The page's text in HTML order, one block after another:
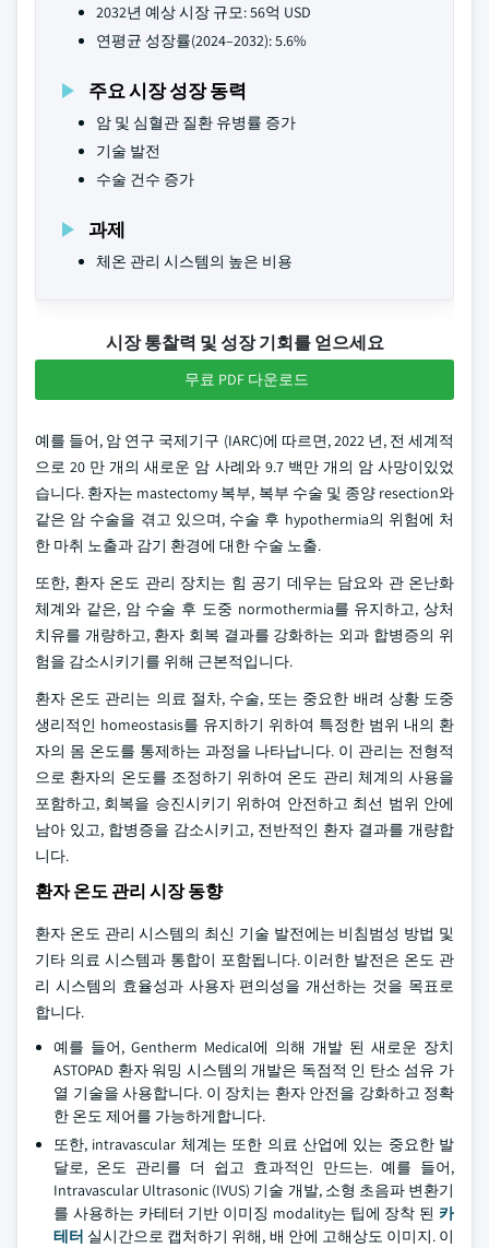
2032년 예상 시장 규모: 56억 USD
연평균 성장률(2024–2032): 5.6%
주요 시장 성장 동력
암 및 심혈관 질환 유병률 증가
기술 발전
수술 건수 증가
과제
체온 관리 시스템의 높은 비용
시장 통찰력 및 성장 기회를 얻으세요
무료 PDF 다운로드
예를 들어, 암 연구 국제기구 (IARC)에 따르면, 2022 년, 전 세계적
으로 20 만 개의 새로운 암 사례와 9.7 백만 개의 암 사망이있었
습니다. 환자는 mastectomy 복부, 복부 수술 및 종양 resection와
같은 암 수술을 겪고 있으며, 수술 후 hypothermia의 위험에 처
한 마취 노출과 감기 환경에 대한 수술 노출.
또한, 환자 온도 관리 장치는 힘 공기 데우는 담요와 관 온난화
체계와 같은, 암 수술 후 도중 normothermia를 유지하고, 상처
치유를 개량하고, 환자 회복 결과를 강화하는 외과 합병증의 위
험을 감소시키기를 위해 근본적입니다.
환자 온도 관리는 의료 절차, 수술, 또는 중요한 배려 상황 도중
생리적인 homeostasis를 유지하기 위하여 특정한 범위 내의 환
자의 몸 온도를 통제하는 과정을 나타납니다. 이 관리는 전형적
으로 환자의 온도를 조정하기 위하여 온도 관리 체계의 사용을
포함하고, 회복을 승진시키기 위하여 안전하고 최선 범위 안에
남아 있고, 합병증을 감소시키고, 전반적인 환자 결과를 개량합
니다.
환자 온도 관리 시장 동향
환자 온도 관리 시스템의 최신 기술 발전에는 비침범성 방법 및
기타 의료 시스템과 통합이 포함됩니다. 이러한 발전은 온도 관
리 시스템의 효율성과 사용자 편의성을 개선하는 것을 목표로
합니다.
예를 들어, Gentherm Medical에 의해 개발 된 새로운 장치
ASTOPAD 환자 워밍 시스템의 개발은 독점적 인 탄소 섬유 가
열 기술을 사용합니다. 이 장치는 환자 안전을 강화하고 정확
한 온도 제어를 가능하게합니다.
또한, intravascular 체계는 또한 의료 산업에 있는 중요한 발
달로, 온도 관리를 더 쉽고 효과적인 만드는. 예를 들어,
Intravascular Ultrasonic (IVUS) 기술 개발, 소형 초음파 변환기
를 사용하는 카테터 기반 이미징 modality는 팁에 장착 된 카
테터 실시간으로 캡처하기 위해, 배 안에 고해상도 이미지. 이